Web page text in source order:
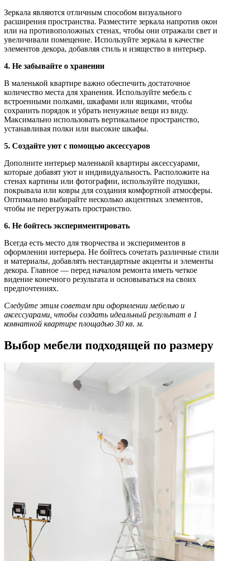
Зеркала являются отличным способом визуального
расширения пространства. Разместите зеркала напротив окон
или на противоположных стенах, чтобы они отражали свет и
увеличивали помещение. Используйте зеркала в качестве
элементов декора, добавляя стиль и изящество в интерьер.
4. Не забывайте о хранении
В маленькой квартире важно обеспечить достаточное
количество места для хранения. Используйте мебель с
встроенными полками, шкафами или ящиками, чтобы
сохранить порядок и убрать ненужные вещи из виду.
Максимально использовать вертикальное пространство,
устанавливая полки или высокие шкафы.
5. Создайте уют с помощью аксессуаров
Дополните интерьер маленькой квартиры аксессуарами,
которые добавят уют и индивидуальность. Расположите на
стенах картины или фотографии, используйте подушки,
покрывала или ковры для создания комфортной атмосферы.
Оптимально выбирайте несколько акцентных элементов,
чтобы не перегружать пространство.
6. Не бойтесь экспериментировать
Всегда есть место для творчества и экспериментов в
оформлении интерьера. Не бойтесь сочетать различные стили
и материалы, добавлять нестандартные акценты и элементы
декора. Главное — перед началом ремонта иметь четкое
видение конечного результата и основываться на своих
предпочтениях.
Следуйте этим советам при оформлении мебелью и
аксессуарами, чтобы создать идеальный результат в 1
комнатной квартире площадью 30 кв. м.
Выбор мебели подходящей по размеру